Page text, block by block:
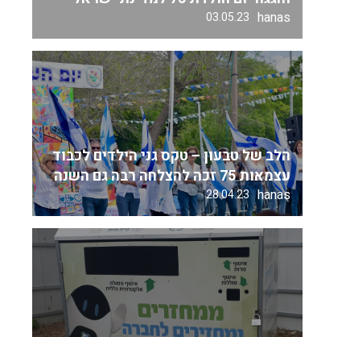
hanas
03.05.23
הלב של טבעון – טקס גני הילדים לכבוד
עצמאות 75 זכה להצלחה רבה גם השנה
hanas
28.04.23